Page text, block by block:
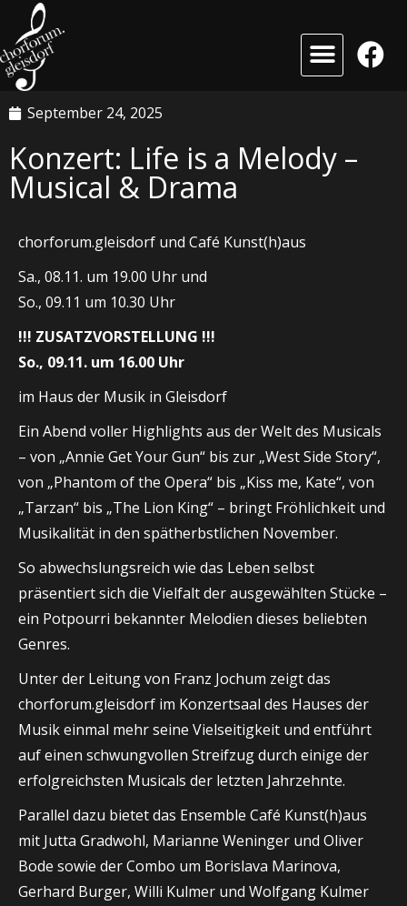
September 24, 2025
Konzert: Life is a Melody –
Musical & Drama
chorforum.gleisdorf und Café Kunst(h)aus
Sa., 08.11. um 19.00 Uhr und
So., 09.11 um 10.30 Uhr
!!! ZUSATZVORSTELLUNG !!!
So., 09.11. um 16.00 Uhr
im Haus der Musik in Gleisdorf
Ein Abend voller Highlights aus der Welt des Musicals
– von „Annie Get Your Gun“ bis zur „West Side Story“,
von „Phantom of the Opera“ bis „Kiss me, Kate“, von
„Tarzan“ bis „The Lion King“ – bringt Fröhlichkeit und
Musikalität in den spätherbstlichen November.
So abwechslungsreich wie das Leben selbst
präsentiert sich die Vielfalt der ausgewählten Stücke –
ein Potpourri bekannter Melodien dieses beliebten
Genres.
Unter der Leitung von Franz Jochum zeigt das
chorforum.gleisdorf im Konzertsaal des Hauses der
Musik einmal mehr seine Vielseitigkeit und entführt
auf einen schwungvollen Streifzug durch einige der
erfolgreichsten Musicals der letzten Jahrzehnte.
Parallel dazu bietet das Ensemble Café Kunst(h)aus
mit Jutta Gradwohl, Marianne Weninger und Oliver
Bode sowie der Combo um Borislava Marinova,
Gerhard Burger, Willi Kulmer und Wolfgang Kulmer